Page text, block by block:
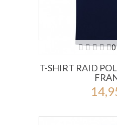
T-SHIRT RAID